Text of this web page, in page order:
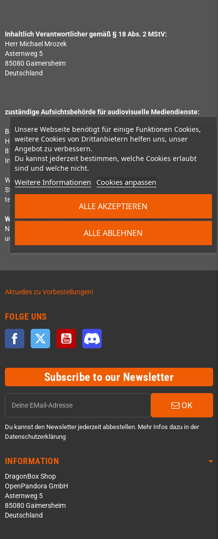
Unsere Webseite benötigt für einige Funktionen Cookies,
weitere Cookies von Drittanbietern helfen uns, unser
Angebot zu verbessern.
Du kannst jederzeit bestimmen, welche Cookies erlaubt
sind und welche nicht.
Weitere Informationen Cookies anpassen
ALLE ABLEHNEN
ALLE AKZEPTIEREN
Inhaltlich Verantwortlicher gemäß § 18 Abs. 2 MStV:
Herr Michael Mrozek
Asternweg 5
85080 Gaimersheim
Deutschland
zuständige Aufsichtsbehörde für audiovisuelle Mediendienste:
Bayerische Landeszentrale für neue Medien (BLM)
Heinrich-Lübke-Str. 27
81737 München
Internet:https://www.blm.de/
Wir sind nicht bereit und nicht verpflichtet, an
Streitbeilegungsverfahren vor Verbraucherschlichtungsstellen
teilzunehmen.
Wir sind seit04.04.2018Mitglied der Initiative "FairCommerce".
Nähere Informationen hierzu finden Sie
unter
www.haendlerbund.de/faircommerce.
Aktuelles zu Vorbestellungen!
FOLGE UNS
Facebook Twitter YouTube
Subscribe to our Newsletter
OK
Du kannst den Newsletter jederzeit abbestellen. Mehr Infos dazu in der
Datenschutzerklärung
INFORMATION
DragonBox Shop
OpenPandora GmbH
Asternweg 5
85080 Gaimersheim
Deutschland